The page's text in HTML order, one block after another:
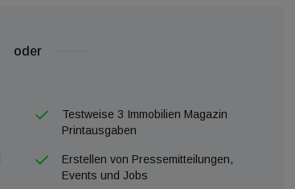
oder
Testweise 3 Immobilien Magazin
Printausgaben
Erstellen von Pressemitteilungen,
Events und Jobs